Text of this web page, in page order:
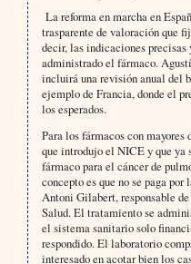
La reforma en marcha en
trasparente de valoración que
decir, las indicaciones precisas
administrado el fármaco.
incluirá una revisión anual del
ejemplo de Francia, donde el
los esperados.
Para los fármacos con
que introdujo el NICE y que ya
fármaco para el cáncer de
concepto es que no se paga
Antoni Gilabert, responsable
Salud. El tratamiento se
el sistema sanitario solo
respondido. El laboratorio
interesado en acotar bien los